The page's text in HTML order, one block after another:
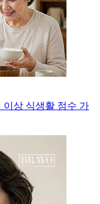
이상 식생활 점수 가